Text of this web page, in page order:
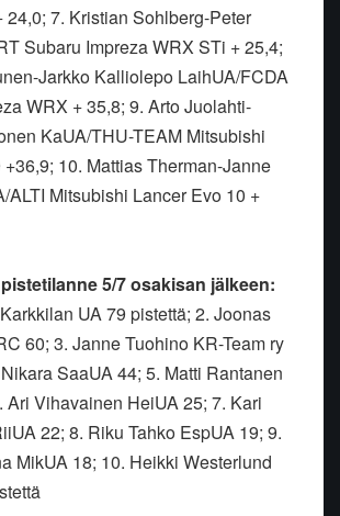
24,0; 7. Kristian Sohlberg-Peter
Subaru Impreza WRX STi + 25,4;
Jarkko Kalliolepo LaihUA/FCDA
WRX + 35,8; 9. Arto Juolahti-
KaUA/THU-TEAM Mitsubishi
10. Mattias Therman-Janne
ALTI Mitsubishi Lancer Evo 10 +
5/7 osakisan jälkeen:
UA 79 pistettä; 2. Joonas
60; 3. Janne Tuohino KR-Team ry
SaaUA 44; 5. Matti Rantanen
Ari Vihavainen HeiUA 25; 7. Kari
22; 8. Riku Tahko EspUA 19; 9.
MikUA 18; 10. Heikki Westerlund